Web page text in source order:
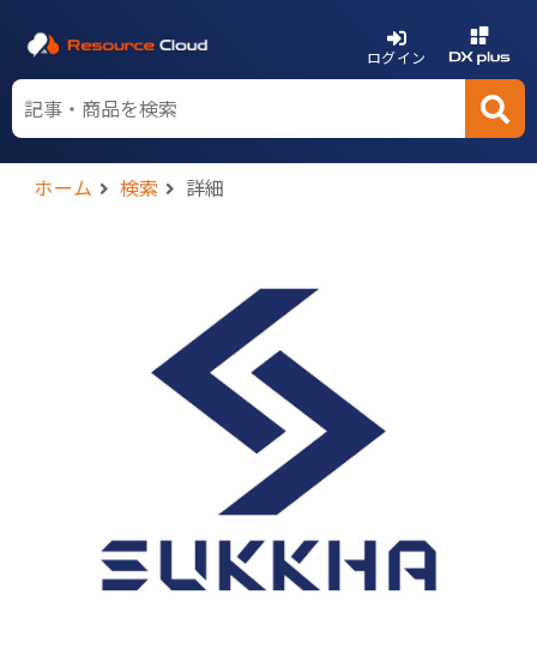
ログイン
ホーム 検索 詳細